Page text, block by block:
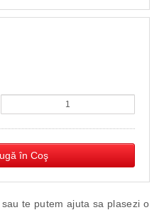
în Coş
te putem ajuta sa plasezi o